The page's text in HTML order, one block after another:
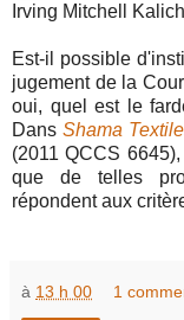
Irving Mitchell
Est-il possible
jugement de la
oui, quel est le
DansShama
(2011 QCCS
que de telles
répondent aux
à 13 h 00 1